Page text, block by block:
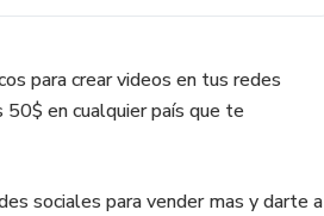
para crear videos en tus redes
en cualquier país que te
sociales para vender mas y darte a